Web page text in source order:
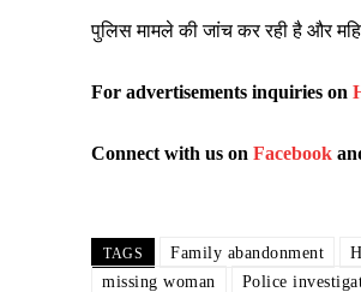
पुलिस मामले की जांच कर रही है और
For advertisements inquiries on
Connect with us on Facebook
TAGS Family abandonment
missing woman
Police